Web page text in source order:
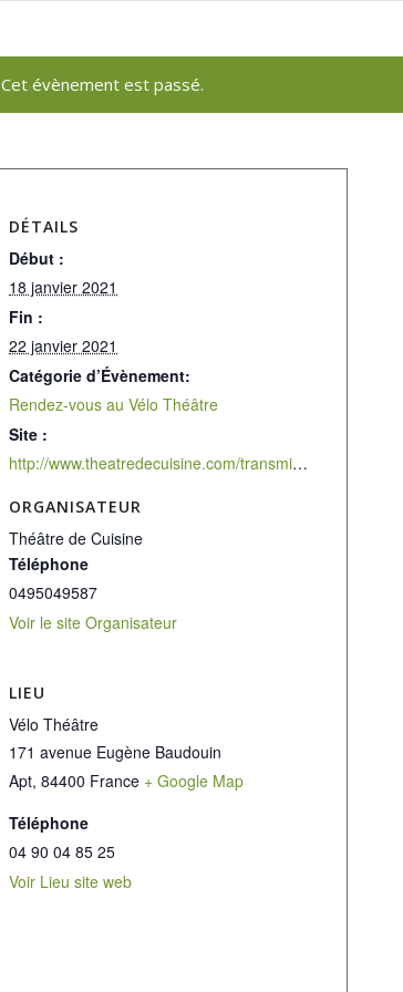
Cet évènement est passé.
DÉTAILS
Début :
18 janvier 2021
Fin :
22 janvier 2021
Catégorie d’Évènement:
Rendez-vous au Vélo Théâtre
Site :
http://www.theatredecuisine.com/transmission/formation
ORGANISATEUR
Théâtre de Cuisine
Téléphone
0495049587
Voir le site Organisateur
LIEU
Vélo Théâtre
171 avenue Eugène Baudouin
Apt, 84400 France + Google Map
Téléphone
04 90 04 85 25
Voir Lieu site web